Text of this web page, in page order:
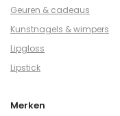
Geuren & cadeaus
Kunstnagels & wimpers
Lipgloss
Lipstick
Merken